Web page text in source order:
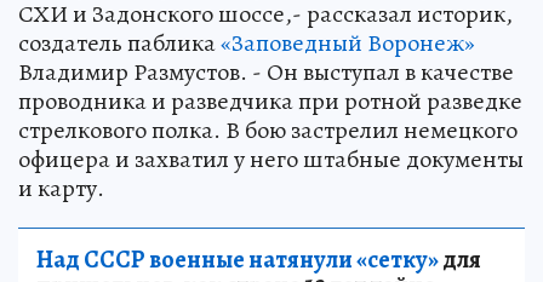
СХИ и Задонского шоссе,- рассказал историк,
создатель паблика«Заповедный Воронеж»
Владимир Размустов. - Он выступал в качестве
проводника и разведчика при ротной разведке
стрелкового полка. В бою застрелил немецкого
офицера и захватил у него штабные документы
и карту.
Над СССР военные натянули «сетку»для